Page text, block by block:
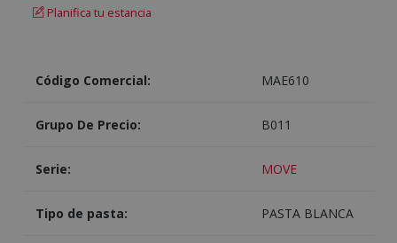
Planifica tu estancia
Código Comercial: MAE610
Grupo De Precio: B011
Serie: MOVE
Tipo de pasta: PASTA BLANCA